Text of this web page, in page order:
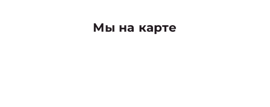
Мы на карте